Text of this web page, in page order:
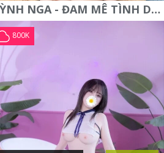
QUỲNH NGA - ĐAM MÊ TÌNH DỤC - CHUYÊN KHOA KÈN SÁO - ĐIỆN
800K